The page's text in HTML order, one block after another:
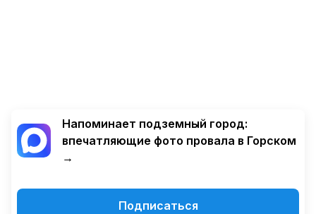
Напоминает подземный город:
впечатляющие фото провала в Горском
→
Подписаться